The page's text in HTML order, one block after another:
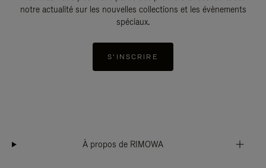
notre actualité sur les nouvelles collections et les évènements
spéciaux.
S'INSCRIRE
À propos de RIMOWA